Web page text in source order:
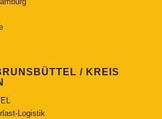
/ KREIS
Logistik